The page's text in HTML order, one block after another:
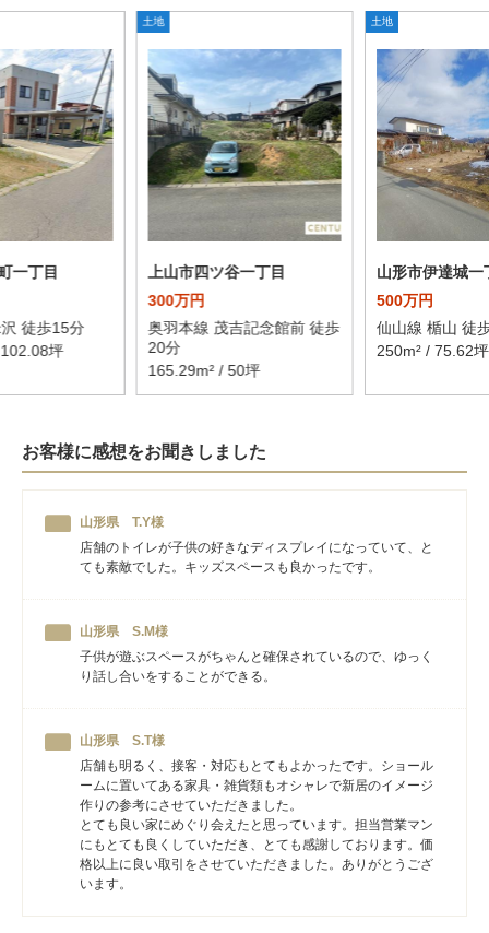
一丁目
徒歩15分
坪
土地
上山市四ツ谷一丁目
300万円
奥羽本線 茂吉記念館前 徒歩
20分
165.29m² / 50坪
土地
山形市伊達城一
500万円
仙山線 楯山 徒
250m² / 75.62坪
お客様に感想をお聞きしました
山形県 T.Y様
店舗のトイレが子供の好きなディスプレイになっていて、と
ても素敵でした。キッズスペースも良かったです。
山形県 S.M様
子供が遊ぶスペースがちゃんと確保されているので、ゆっく
り話し合いをすることができる。
山形県 S.T様
店舗も明るく、接客・対応もとてもよかったです。ショール
ームに置いてある家具・雑貨類もオシャレで新居のイメージ
作りの参考にさせていただきました。
とても良い家にめぐり会えたと思っています。担当営業マン
にもとても良くしていただき、とても感謝しております。価
格以上に良い取引をさせていただきました。ありがとうござ
います。